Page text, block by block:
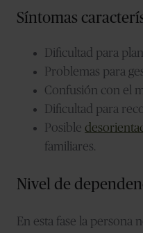
Síntomas
Dificultad para
Problemas para
Confusión con el
Dificultad para
Posible
familiares.
Nivel de
En esta fase la persona